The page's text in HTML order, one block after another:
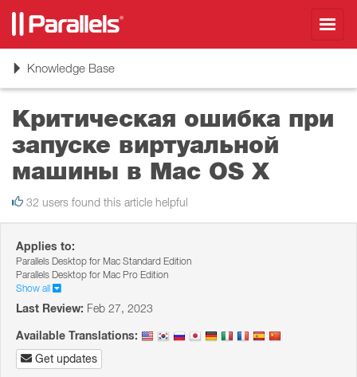
ToggleKnowledge Base
Критическая ошибка при
запуске виртуальной
машины в Mac OS X
32 users found this article helpful
Applies to:
Parallels Desktop for Mac Standard Edition
Parallels Desktop for Mac Pro Edition
Show all
Last Review: Feb 27, 2023
Available Translations:
Get updates